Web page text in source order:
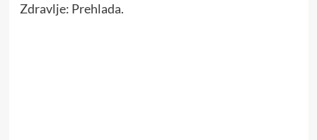
Zdravlje: Prehlada.